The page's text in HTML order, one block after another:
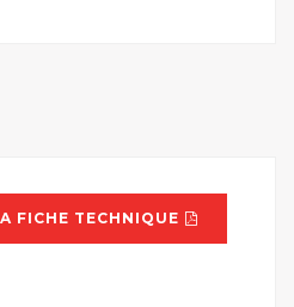
FICHE TECHNIQUE